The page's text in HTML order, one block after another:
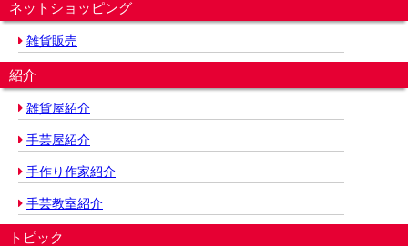
ネットショッピング
雑貨販売
紹介
雑貨屋紹介
手芸屋紹介
手作り作家紹介
手芸教室紹介
トピック